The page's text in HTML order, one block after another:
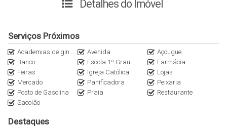
_sala de jantar com acesso ao terraço com jacuzzi e
churrasqueira a carvão;
_sala de estar;
_02 vaga de garagem (vaga dupla);
_01 hobby box;
Detalhes do Imóvel
Serviços Próximos
Academias de ginástica Avenida
Açougue
Banco
Escola 1º Grau
Farmácia
Feiras
Igreja Católica
Lojas
Mercado
Panificadora
Peixaria
Posto de Gasolina
Praia
Restaurante
Sacolão
Destaques